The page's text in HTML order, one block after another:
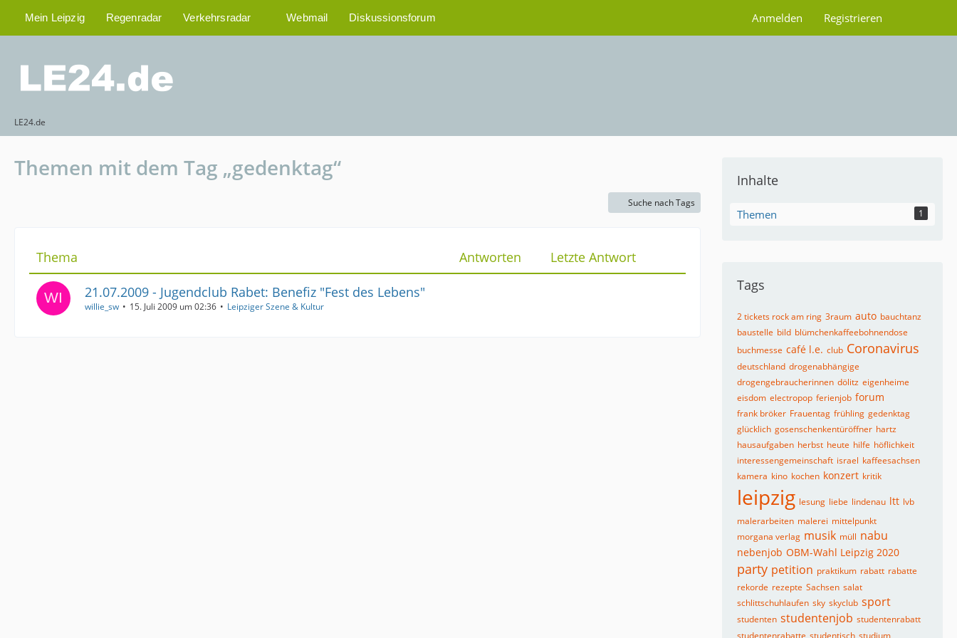
Mein Leipzig Regenradar Verkehrsradar Webmail Diskussionsforum Anmelden Registrieren
LE24.de
Themen mit dem Tag „gedenktag“
Suche nach Tags
Thema Antworten Letzte Antwort
21.07.2009 - Jugendclub Rabet: Benefiz "Fest des Lebens"
willie_sw 15. Juli 2009 um 02:36 Leipziger Szene & Kultur
Inhalte
Themen 1
Tags
2 tickets rock am ring 3raum auto bauchtanz
baustelle bild blümchenkaffeebohnendose
buchmesse café l.e. club Coronavirus
deutschland drogenabhängige
drogengebraucherinnen dölitz eigenheime
eisdom electropop ferienjob forum
frank bröker Frauentag frühling gedenktag
glücklich gosenschenkentüröffner hartz
hausaufgaben herbst heute hilfe höflichkeit
interessengemeinschaft israel kaffeesachsen
kamera kino kochen konzert kritik
leipzig lesung liebe lindenau ltt lvb
malerarbeiten malerei mittelpunkt
morgana verlag musik müll nabu
nebenjob OBM-Wahl Leipzig 2020
party petition praktikum rabatt rabatte
rekorde rezepte Sachsen salat
schlittschuhlaufen sky skyclub sport
studenten studentenjob studentenrabatt
studentenrabatte studentisch studium